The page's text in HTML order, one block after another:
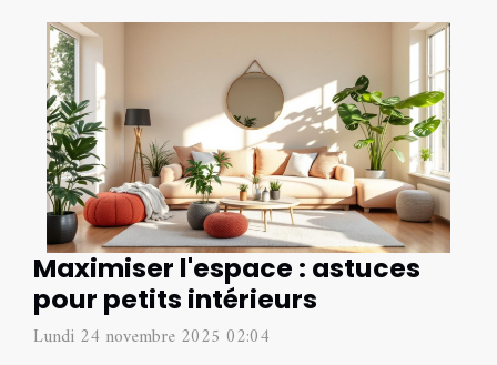
Maximiser l'espace : astuces
pour petits intérieurs
Lundi 24 novembre 2025 02:04